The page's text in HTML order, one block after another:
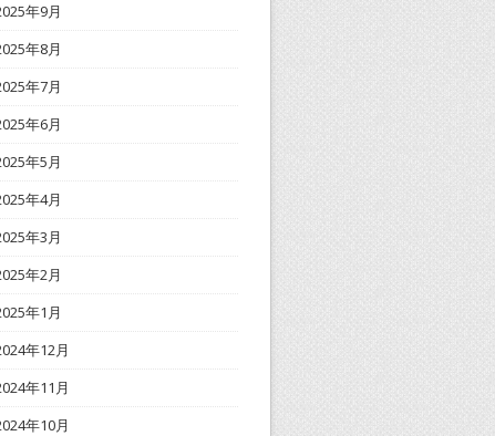
年9月
年8月
年7月
年6月
年5月
年4月
年3月
年2月
年1月
年12月
年11月
年10月